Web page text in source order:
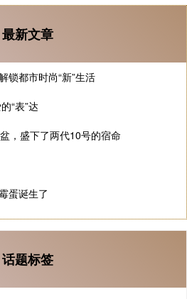
最新文章
锁都市时尚“新”生活
“表”达
，盛下了两代10号的宿命
蛋诞生了
话题标签